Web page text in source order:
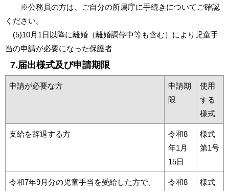
※公務員の方は、ご自分の所属庁に手続きについてご確認
ください。
(5)10月1日以降に離婚（離婚調停中等も含む）により児童手
当の申請が必要になった保護者
7.届出様式及び申請期限
申請が必要な方
申請期
限
使用
する
様式
支給を辞退する方
令和8
年1月
15日
様式
第1号
令和7年9月分の児童手当を受給した方で、
令和8
様式